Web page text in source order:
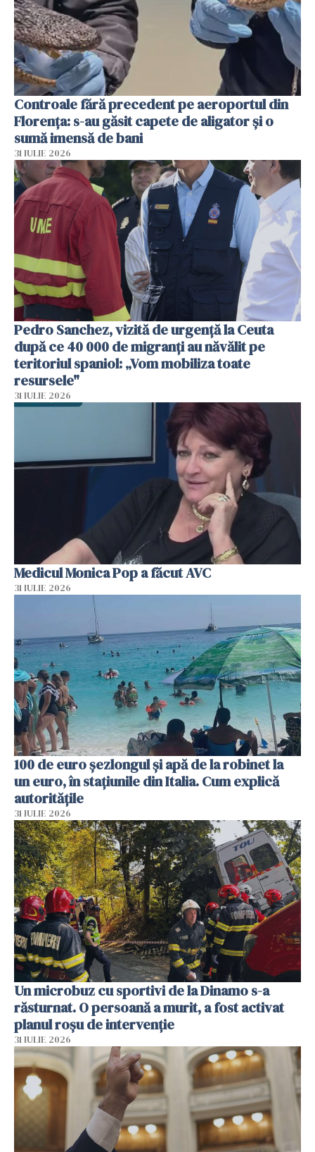
Controale fără precedent pe aeroportul din
Florența: s-au găsit capete de aligator și o
sumă imensă de bani
31 IULIE 2026
Pedro Sanchez, vizită de urgență la Ceuta
după ce 40 000 de migranți au năvălit pe
teritoriul spaniol: „Vom mobiliza toate
resursele"
31 IULIE 2026
Medicul Monica Pop a făcut AVC
31 IULIE 2026
100 de euro șezlongul și apă de la robinet la
un euro, în stațiunile din Italia. Cum explică
autoritățile
31 IULIE 2026
Un microbuz cu sportivi de la Dinamo s-a
răsturnat. O persoană a murit, a fost activat
planul roșu de intervenție
31 IULIE 2026